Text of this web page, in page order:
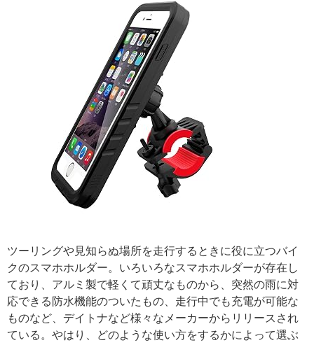
ツーリングや見知らぬ場所を走行するときに役に立つバイ
クのスマホホルダー。いろいろなスマホホルダーが存在し
ており、アルミ製で軽くて頑丈なものから、突然の雨に対
応できる防水機能のついたもの、走行中でも充電が可能な
ものなど、デイトナなど様々なメーカーからリリースされ
ている。やはり、どのような使い方をするかによって選ぶ